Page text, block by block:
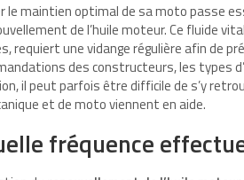
le maintien optimal de sa moto passe
de l’huile moteur. Ce fluide
requiert une vidange régulière afin de
des constructeurs, les types
il peut parfois être difficile de s’y
et de moto viennent en aide.
fréquence